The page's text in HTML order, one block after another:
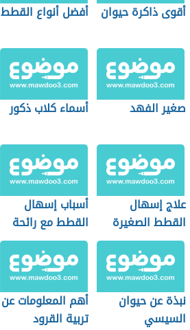
أقوى ذاكرة حيوان أفضل أنواع القطط
صغير الفهد أسماء كلاب ذكور
علاج إسهال
القطط الصغيرة
بالنشا
أسباب إسهال
القطط مع رائحة
كريهة
نبذة عن حيوان
السيسي
أهم المعلومات عن
تربية القرود